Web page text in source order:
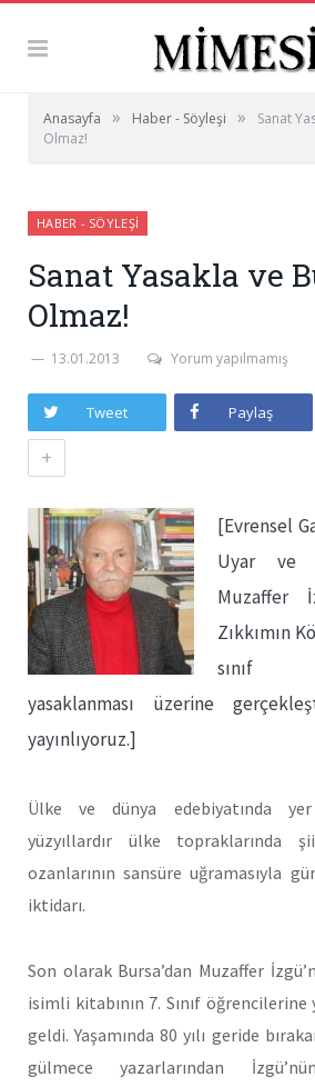
Anasayfa » Haber - Söyleşi »
Sanat
Olmaz!
HABER - SÖYLEŞI
Sanat Yasakla ve
Olmaz!
13.01.2013 Yorum yapılmamış
Tweet Paylaş
+
[Evrensel
Uyar ve
Muzaffer
Zıkkımın
sınıf
yasaklanması üzerine
yayınlıyoruz.]
Ülke ve dünya edebiyatında
yüzyıllardır ülke topraklarında
ozanlarının sansüre uğramasıyla
iktidarı.
Son olarak Bursa’dan Muzaffer
isimli kitabının 7. Sınıf öğrencilerine
geldi. Yaşamında 80 yılı geride
gülmece yazarlarından